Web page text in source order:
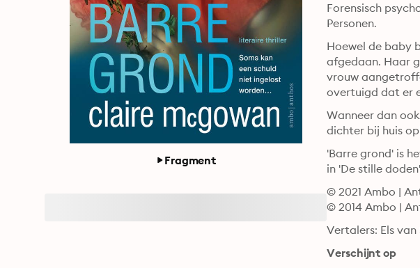
Fragment
Forensisch
Hoewel de baby
afgedaan. Haar
vrouw
Wanneer dan
dichter bij huis
'Barre grond' is
in 'De stille
© 2021 Ambo |
© 2014 Ambo |
Vertalers: Els van
Verschijnt op